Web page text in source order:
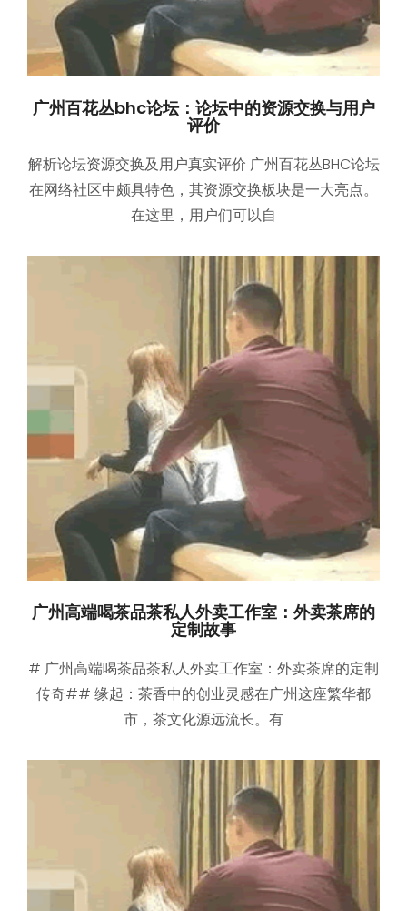
广州百花丛bhc论坛：论坛中的资源交换与用户
评价
解析论坛资源交换及用户真实评价 广州百花丛BHC论坛
在网络社区中颇具特色，其资源交换板块是一大亮点。
在这里，用户们可以自
广州高端喝茶品茶私人外卖工作室：外卖茶席的
定制故事
# 广州高端喝茶品茶私人外卖工作室：外卖茶席的定制
传奇## 缘起：茶香中的创业灵感在广州这座繁华都
市，茶文化源远流长。有